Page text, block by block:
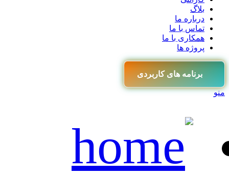
بلاگ
درباره ما
تماس با ما
همکاری با ما
پروژه ها
برنامه های کاربردی
منو